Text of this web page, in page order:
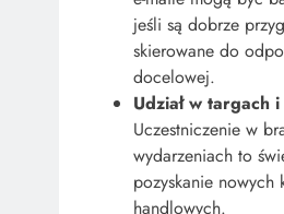
jeśli są dobrze
skierowane do
docelowej.
Udział w targach
Uczestniczenie w
wydarzeniach to
pozyskanie nowych
handlowych.